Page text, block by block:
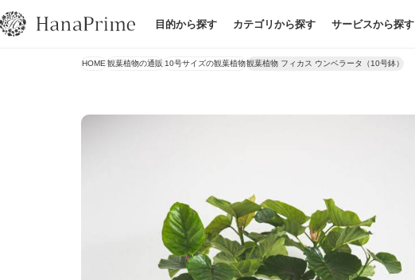
目的から探す カテゴリから探す サービスから探す
HOME 観葉植物の通販 10号サイズの観葉植物観葉植物 フィカス ウンベラータ（10号鉢）